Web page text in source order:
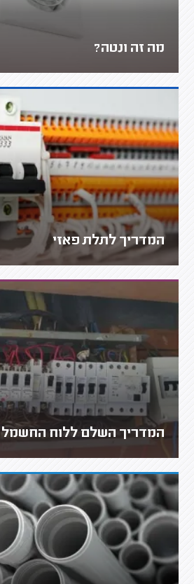
מה זה ונטה?
המדריך לתלת פאזי
המדריך השלם ללוח החשמל